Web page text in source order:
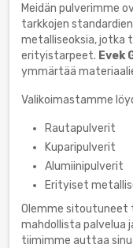
Meidän pulverimme
tarkkojen
metalliseoksia, jotka
erityistarpeet. Evek
ymmärtää
Valikoimastamme
Rautapulverit
Kuparipulverit
Alumiinipulverit
Erityiset
Olemme sitoutuneet
mahdollista palvelua
tiimimme auttaa